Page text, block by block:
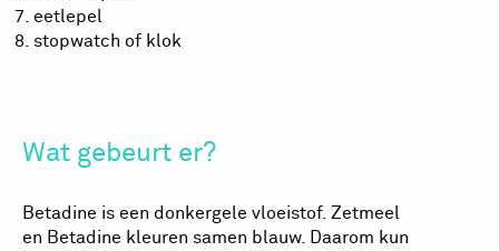
eetlepel
stopwatch of klok
Wat gebeurt er?
Betadine is een donkergele vloeistof. Zetmeel
en Betadine kleuren samen blauw. Daarom kun